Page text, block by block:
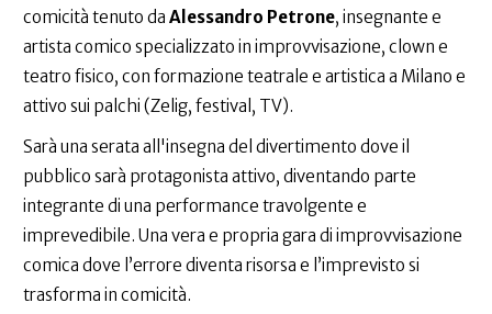
comicità tenuto da Alessandro Petrone, insegnante e
artista comico specializzato in improvvisazione, clown e
teatro fisico, con formazione teatrale e artistica a Milano e
attivo sui palchi (Zelig, festival, TV).
Sarà una serata all'insegna del divertimento dove il
pubblico sarà protagonista attivo, diventando parte
integrante di una performance travolgente e
imprevedibile. Una vera e propria gara di improvvisazione
comica dove l’errore diventa risorsa e l’imprevisto si
trasforma in comicità.